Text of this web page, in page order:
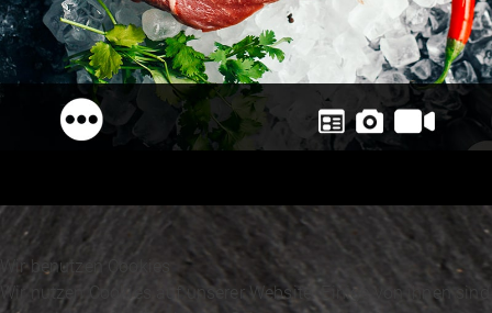
Wir benutzen Cookies
Wir nutzen Cookies auf unserer Website. Einige von ihnen sind